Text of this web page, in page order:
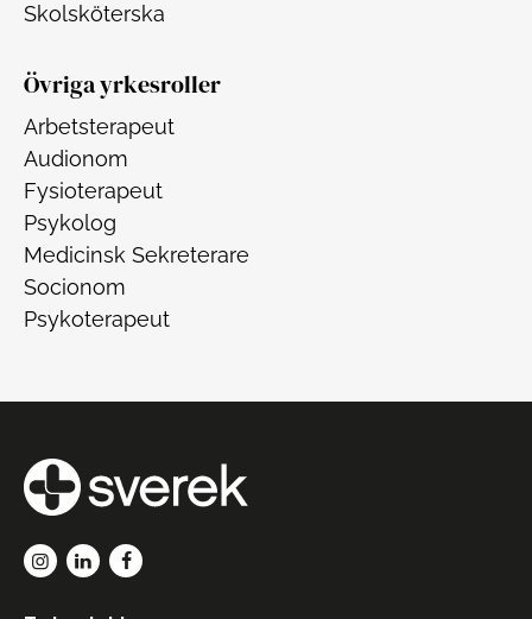
Skolsköterska
Övriga yrkesroller
Arbetsterapeut
Audionom
Fysioterapeut
Psykolog
Medicinsk Sekreterare
Socionom
Psykoterapeut